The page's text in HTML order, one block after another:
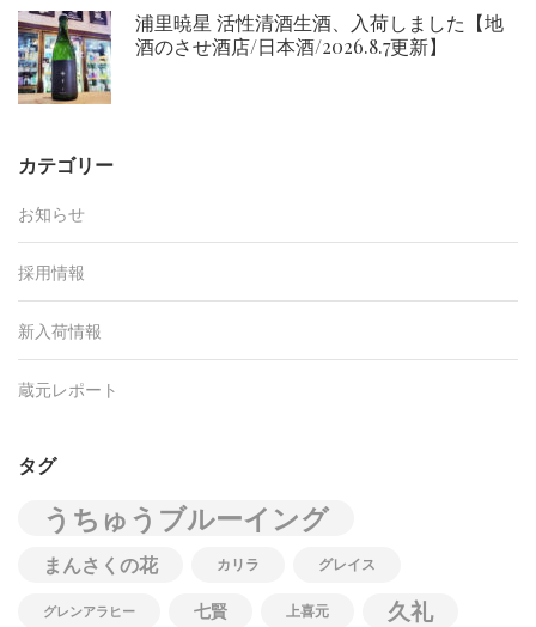
浦里暁星 活性清酒生酒、入荷しました【地
酒のさせ酒店/日本酒/2026.8.7更新】
カテゴリー
お知らせ
採用情報
新入荷情報
蔵元レポート
タグ
うちゅうブルーイング
まんさくの花 カリラ グレイス
グレンアラヒー 七賢 上喜元
久礼